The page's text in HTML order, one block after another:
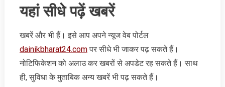
यहां सीधे पढ़ें खबरें
खबरें और भी हैं। इसे आप अपने न्‍यूज वेब पोर्टल
dainikbharat24.comपर सीधे भी जाकर पढ़ सकते हैं।
नोटिफिकेशन को अलाउ कर खबरों से अपडेट रह सकते हैं। साथ
ही, सुविधा के मुताबिक अन्‍य खबरें भी पढ़ सकते हैं।